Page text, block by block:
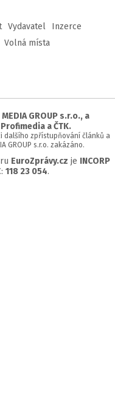
Vydavatel
Inzerce
Volná místa
GROUP s.r.o., a
a ČTK.
dalšího zpřístupňování článků a
GROUP s.r.o. zakázáno.
EuroZprávy.cz je INCORP
118 23 054.